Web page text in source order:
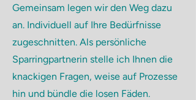
Gemeinsam legen wir den Weg dazu
an. Individuell auf Ihre Bedürfnisse
zugeschnitten. Als persönliche
Sparringpartnerin stelle ich Ihnen die
knackigen Fragen, weise auf Prozesse
hin und bündle die losen Fäden.